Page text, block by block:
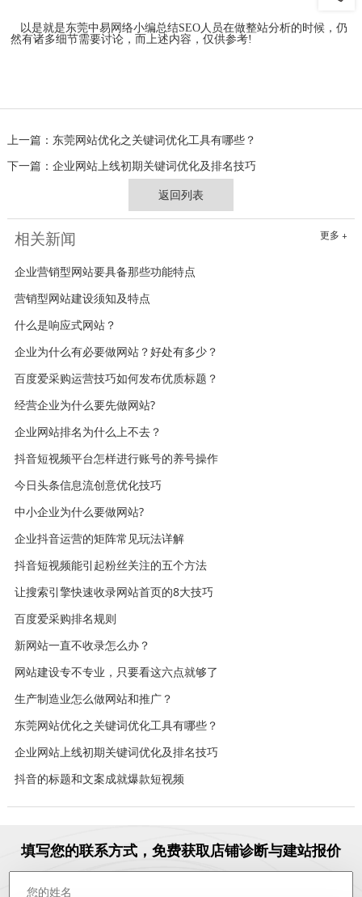
以是就是东莞中易网络小编总结SEO人员在做整站分析的时候，仍
然有诸多细节需要讨论，而上述内容，仅供参考!
上一篇： 东莞网站优化之关键词优化工具有哪些？
下一篇： 企业网站上线初期关键词优化及排名技巧
返回列表
相关新闻 更多 +
企业营销型网站要具备那些功能特点
营销型网站建设须知及特点
什么是响应式网站？
企业为什么有必要做网站？好处有多少？
百度爱采购运营技巧如何发布优质标题？
经营企业为什么要先做网站?
企业网站排名为什么上不去？
抖音短视频平台怎样进行账号的养号操作
今日头条信息流创意优化技巧
中小企业为什么要做网站?
企业抖音运营的矩阵常见玩法详解
抖音短视频能引起粉丝关注的五个方法
让搜索引擎快速收录网站首页的8大技巧
百度爱采购排名规则
新网站一直不收录怎么办？
网站建设专不专业，只要看这六点就够了
生产制造业怎么做网站和推广？
东莞网站优化之关键词优化工具有哪些？
企业网站上线初期关键词优化及排名技巧
抖音的标题和文案成就爆款短视频
填写您的联系方式，免费获取店铺诊断与建站报价